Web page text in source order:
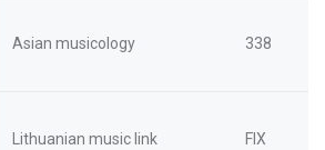
Asian musicology 338
Lithuanian music link FIX